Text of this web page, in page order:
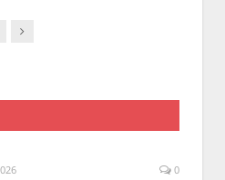
Nachfolger
0